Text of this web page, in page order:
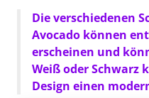
Die verschiedenen
Avocado können
erscheinen und
Weiß oder Schwarz
Design einen